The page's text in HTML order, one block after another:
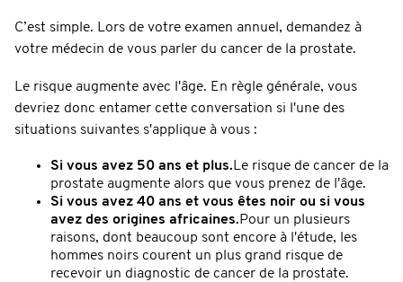
C’est simple. Lors de votre examen annuel, demandez à
votre médecin de vous parler du cancer de la prostate.
Le risque augmente avec l'âge. En règle générale, vous
devriez donc entamer cette conversation si l'une des
situations suivantes s'applique à vous :
Si vous avez 50 ans et plus.Le risque de cancer de la
prostate augmente alors que vous prenez de l'âge.
Si vous avez 40 ans et vous êtes noir ou si vous
avez des origines africaines.Pour un plusieurs
raisons, dont beaucoup sont encore à l'étude, les
hommes noirs courent un plus grand risque de
recevoir un diagnostic de cancer de la prostate.